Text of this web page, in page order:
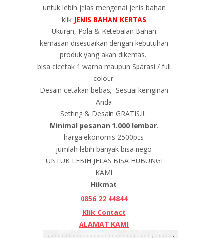
untuk lebih jelas mengenai jenis bahan
klik JENIS BAHAN KERTAS
Ukuran, Pola & Ketebalan Bahan
kemasan disesuaikan dengan kebutuhan
produk yang akan dikemas.
bisa dicetak 1 warna maupun Sparasi / full
colour.
Desain cetakan bebas, Sesuai keinginan
Anda
Setting & Desain GRATIS.!!.
Minimal pesanan 1.000 lembar.
harga ekonomis 2500pcs
jumlah lebih banyak bisa nego
UNTUK LEBIH JELAS BISA HUBUNGI
KAMI
Hikmat
0856 22 44844
Klik Contact
ALAMAT KAMI